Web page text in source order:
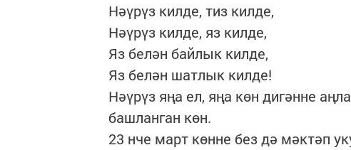
Нәүрүз килде, тиз килде,
Нәүрүз килде, яз килде,
Яз белән байлык килде,
Яз белән шатлык килде!
Нәүрүз яңа ел, яңа көн дигәнне
башланган көн.
23 нче март көнне без дә мәктәп